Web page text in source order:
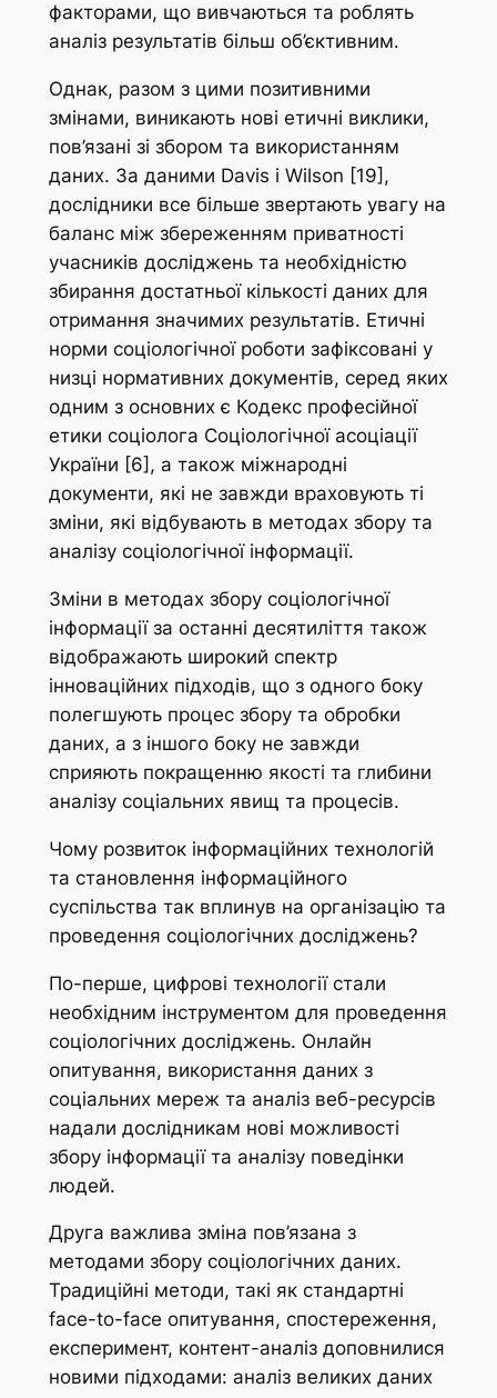
факторами, що вивчаються та роблять
аналіз результатів більш об’єктивним.
Однак, разом з цими позитивними
змінами, виникають нові етичні виклики,
пов’язані зі збором та використанням
даних. За даними Davis і Wilson [19],
дослідники все більше звертають увагу на
баланс між збереженням приватності
учасників досліджень та необхідністю
збирання достатньої кількості даних для
отримання значимих результатів. Етичні
норми соціологічної роботи зафіксовані у
низці нормативних документів, серед яких
одним з основних є Кодекс професійної
етики соціолога Соціологічної асоціації
України [6], а також міжнародні
документи, які не завжди враховують ті
зміни, які відбувають в методах збору та
аналізу соціологічної інформації.
Зміни в методах збору соціологічної
інформації за останні десятиліття також
відображають широкий спектр
інноваційних підходів, що з одного боку
полегшують процес збору та обробки
даних, а з іншого боку не завжди
сприяють покращенню якості та глибини
аналізу соціальних явищ та процесів.
Чому розвиток інформаційних технологій
та становлення інформаційного
суспільства так вплинув на організацію та
проведення соціологічних досліджень?
По-перше, цифрові технології стали
необхідним інструментом для проведення
соціологічних досліджень. Онлайн
опитування, використання даних з
соціальних мереж та аналіз веб-ресурсів
надали дослідникам нові можливості
збору інформації та аналізу поведінки
людей.
Друга важлива зміна пов’язана з
методами збору соціологічних даних.
Традиційні методи, такі як стандартні
face-to-face опитування, спостереження,
експеримент, контент-аналіз доповнилися
новими підходами: аналіз великих даних